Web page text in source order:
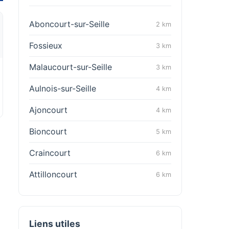
Aboncourt-sur-Seille 2 km
Fossieux 3 km
Malaucourt-sur-Seille 3 km
Aulnois-sur-Seille 4 km
Ajoncourt 4 km
Bioncourt 5 km
Craincourt 6 km
Attilloncourt 6 km
Liens utiles